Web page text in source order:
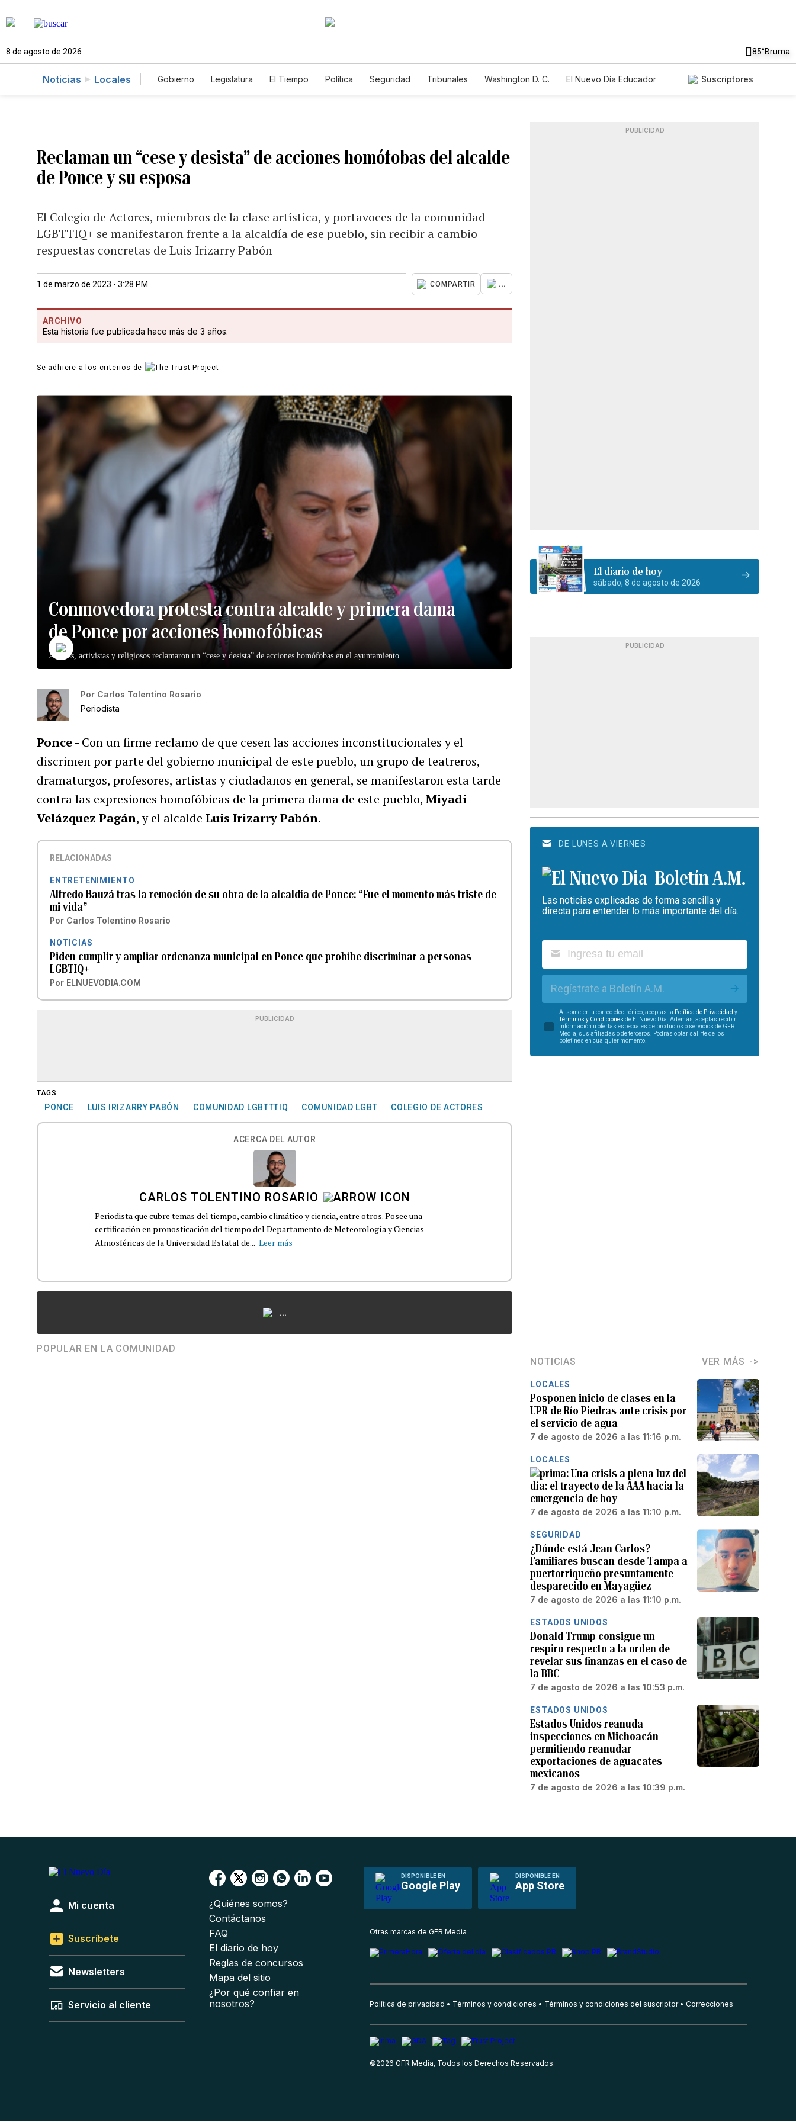
8 de agosto de 2026 85°Bruma
Noticias Locales Gobierno Legislatura El Tiempo Política Seguridad Tribunales Washington D. C.
El Nuevo Día Educador
Suscriptores
Reclaman un “cese y desista” de acciones homófobas del alcalde
de Ponce y su esposa
El Colegio de Actores, miembros de la clase artística, y portavoces de la comunidad
LGBTTIQ+ se manifestaron frente a la alcaldía de ese pueblo, sin recibir a cambio
respuestas concretas de Luis Irizarry Pabón
1 de marzo de 2023 - 3:28 PM COMPARTIR ...
ARCHIVO
Esta historia fue publicada hace más de 3 años.
Se adhiere a los criterios de
Conmovedora protesta contra alcalde y primera dama
de Ponce por acciones homofóbicas
Artistas, activistas y religiosos reclamaron un “cese y desista” de acciones homófobas en el ayuntamiento.
Por Carlos Tolentino Rosario
Periodista
Ponce - Con un firme reclamo de que cesen las acciones inconstitucionales y el
discrimen por parte del gobierno municipal de este pueblo, un grupo de teatreros,
dramaturgos, profesores, artistas y ciudadanos en general, se manifestaron esta tarde
contra las expresiones homofóbicas de la primera dama de este pueblo,Miyadi
Velázquez Pagán, y el alcalde Luis Irizarry Pabón.
RELACIONADAS
ENTRETENIMIENTO
Alfredo Bauzá tras la remoción de su obra de la alcaldía de Ponce: “Fue el momento más triste de
mi vida”
Por Carlos Tolentino Rosario
NOTICIAS
Piden cumplir y ampliar ordenanza municipal en Ponce que prohíbe discriminar a personas
LGBTIQ+
Por ELNUEVODIA.COM
PUBLICIDAD
TAGS
PONCE LUIS IRIZARRY PABÓN COMUNIDAD LGBTTTIQ COMUNIDAD LGBT COLEGIO DE ACTORES
ACERCA DEL AUTOR
CARLOS TOLENTINO ROSARIO
Periodista que cubre temas del tiempo, cambio climático y ciencia, entre otros. Posee una
certificación en pronosticación del tiempo del Departamento de Meteorología y Ciencias
Atmosféricas de la Universidad Estatal de... Leer más
...
POPULAR EN LA COMUNIDAD
PUBLICIDAD
El diario de hoy
sábado, 8 de agosto de 2026
PUBLICIDAD
DE LUNES A VIERNES
Boletín A.M.
Las noticias explicadas de forma sencilla y
directa para entender lo más importante del día.
Regístrate a Boletín A.M.
Al someter tu correo electrónico, aceptas la Política de Privacidad y
Términos y Condiciones de El Nuevo Día. Además, aceptas recibir
información u ofertas especiales de productos o servicios de GFR
Media, sus afiliadas o de terceros. Podrás optar salirte de los
boletines en cualquier momento.
NOTICIAS VER MÁS
LOCALES
Posponen inicio de clases en la
UPR de Río Piedras ante crisis por
el servicio de agua
7 de agosto de 2026 a las 11:16 p.m.
LOCALES
Una crisis a plena luz del
día: el trayecto de la AAA hacia la
emergencia de hoy
7 de agosto de 2026 a las 11:10 p.m.
SEGURIDAD
¿Dónde está Jean Carlos?
Familiares buscan desde Tampa a
puertorriqueño presuntamente
desparecido en Mayagüez
7 de agosto de 2026 a las 11:10 p.m.
ESTADOS UNIDOS
Donald Trump consigue un
respiro respecto a la orden de
revelar sus finanzas en el caso de
la BBC
7 de agosto de 2026 a las 10:53 p.m.
ESTADOS UNIDOS
Estados Unidos reanuda
inspecciones en Michoacán
permitiendo reanudar
exportaciones de aguacates
mexicanos
7 de agosto de 2026 a las 10:39 p.m.
DISPONIBLE EN
Google Play
DISPONIBLE EN
App Store
Mi cuenta
Suscríbete
Newsletters
Servicio al cliente
¿Quiénes somos?
Contáctanos
FAQ
El diario de hoy
Reglas de concursos
Mapa del sitio
¿Por qué confiar en
nosotros?
Otras marcas de GFR Media
Política de privacidad Términos y condiciones Términos y condiciones del suscriptor Correcciones
©2026 GFR Media, Todos los Derechos Reservados.